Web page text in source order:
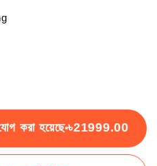
করা হয়েছে ৳21999.00